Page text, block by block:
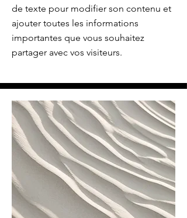
de texte pour modifier son contenu et
ajouter toutes les informations
importantes que vous souhaitez
partager avec vos visiteurs.